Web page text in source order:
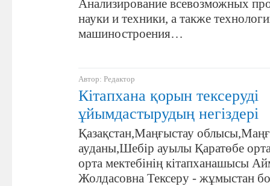
Анализирование всевозможных
науки и техники, а также
машиностроения…
Автор: Редактор
Кітапхана қорын тексеруді
ұйымдастырудың негіздері
Қазақстан,Маңғыстау
ауданы,Шебір ауылы Қаратөбе
орта мектебінің кітапханашысы
Жолдасовна Тексеру - жұмыстан